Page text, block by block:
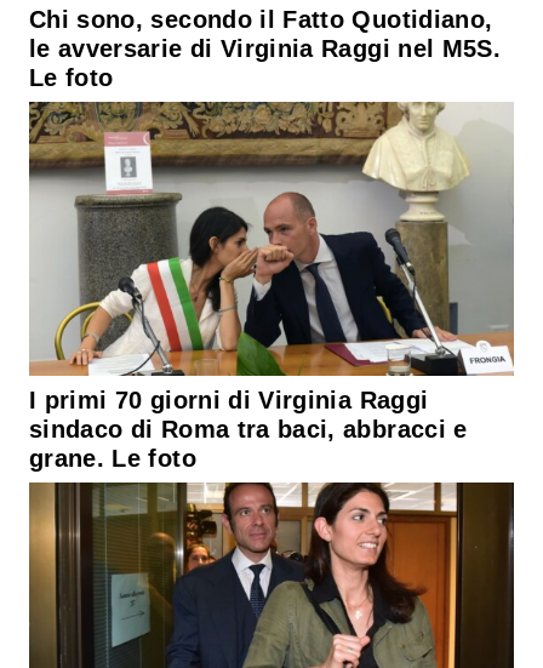
Chi sono, secondo il Fatto Quotidiano,
le avversarie di Virginia Raggi nel M5S.
Le foto
I primi 70 giorni di Virginia Raggi
sindaco di Roma tra baci, abbracci e
grane. Le foto